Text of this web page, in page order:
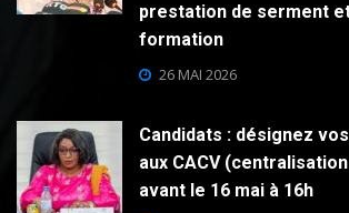
prestation de serment
formation
26 MAI 2026
Candidats : désignez
aux CACV
avant le 16 mai à 16h